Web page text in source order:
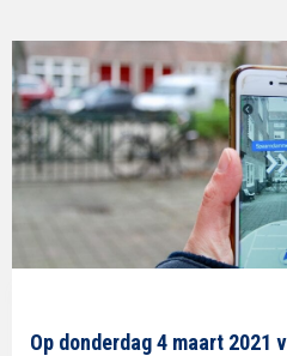
Op donderdag 4 maart 2021